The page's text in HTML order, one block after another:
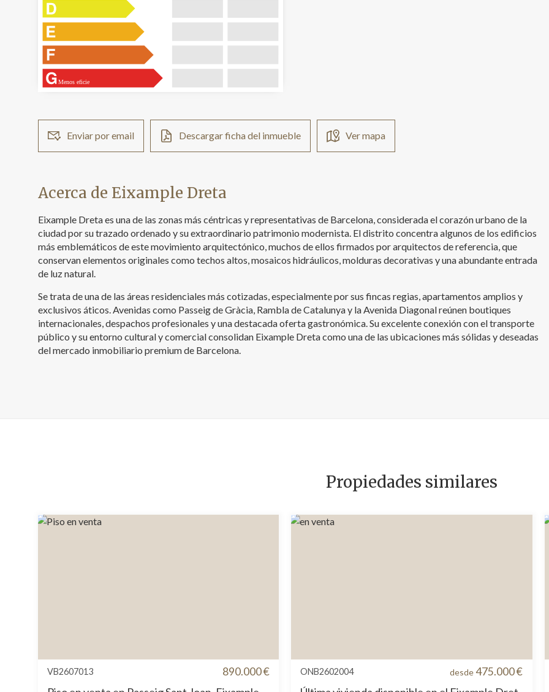
Menos eficie
Enviar por email Descargar ficha del inmueble Ver mapa
Acerca de Eixample Dreta
Eixample Dreta es una de las zonas más céntricas y representativas de Barcelona, considerada el corazón urbano de la
ciudad por su trazado ordenado y su extraordinario patrimonio modernista. El distrito concentra algunos de los edificios
más emblemáticos de este movimiento arquitectónico, muchos de ellos firmados por arquitectos de referencia, que
conservan elementos originales como techos altos, mosaicos hidráulicos, molduras decorativas y una abundante entrada
de luz natural.
Se trata de una de las áreas residenciales más cotizadas, especialmente por sus fincas regias, apartamentos amplios y
exclusivos áticos. Avenidas como Passeig de Gràcia, Rambla de Catalunya y la Avenida Diagonal reúnen boutiques
internacionales, despachos profesionales y una destacada oferta gastronómica. Su excelente conexión con el transporte
público y su entorno cultural y comercial consolidan Eixample Dreta como una de las ubicaciones más sólidas y deseadas
del mercado inmobiliario premium de Barcelona.
Propiedades similares
VB2607013 890.000 € ONB2602004 desde 475.000 €